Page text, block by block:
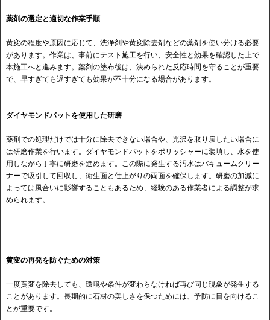
薬剤の選定と適切な作業手順
黄変の程度や原因に応じて、洗浄剤や黄変除去剤などの薬剤を使い分ける必要
があります。作業は、事前にテスト施工を行い、安全性と効果を確認した上で
本施工へと進みます。薬剤の塗布後は、決められた反応時間を守ることが重要
で、早すぎても遅すぎても効果が不十分になる場合があります。
ダイヤモンドパットを使用した研磨
薬剤での処理だけでは十分に除去できない場合や、光沢を取り戻したい場合に
は研磨作業を行います。ダイヤモンドパットをポリッシャーに装填し、水を使
用しながら丁寧に研磨を進めます。この際に発生する汚水はバキュームクリー
ナーで吸引して回収し、衛生面と仕上がりの両面を確保します。研磨の加減に
よっては風合いに影響することもあるため、経験のある作業者による調整が求
められます。
黄変の再発を防ぐための対策
一度黄変を除去しても、環境や条件が変わらなければ再び同じ現象が発生する
ことがあります。長期的に石材の美しさを保つためには、予防に目を向けるこ
とが重要です。